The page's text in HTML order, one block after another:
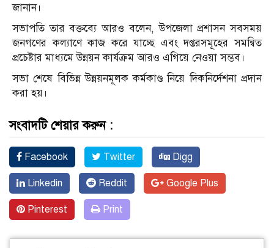
জানান।
সভাপতি তার বক্তব্যে আরও বলেন, উপজেলা প্রশাসন সবসময়
জনগণের কল্যাণে কাজ করে যাচ্ছে এবং দপ্তরসমূহের সমন্বিত
প্রচেষ্টার মাধ্যমে উন্নয়ন কার্যক্রম আরও এগিয়ে নেওয়া সম্ভব।
সভা শেষে বিভিন্ন উন্নয়নমূলক কর্মকাণ্ড নিয়ে দিকনির্দেশনা প্রদান
করা হয়।
সংবাদটি শেয়ার করুন :
Facebook Twitter Digg
Linkedin Reddit Google Plus
Pinterest Print